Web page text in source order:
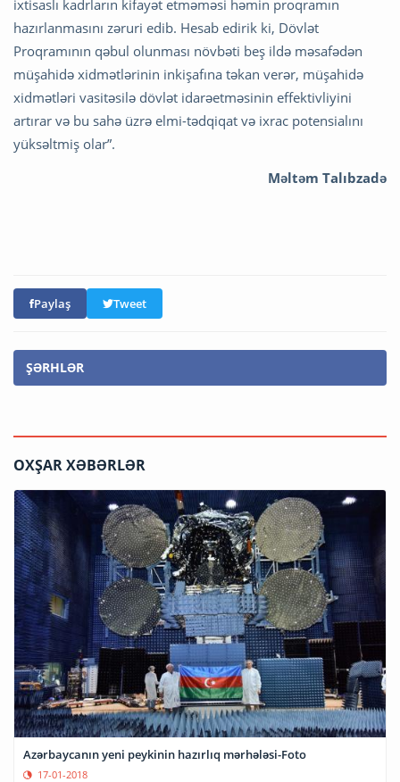
ixtisaslı kadrların kifayət etməməsi həmin proqramın
hazırlanmasını zəruri edib. Hesab edirik ki, Dövlət
Proqramının qəbul olunması növbəti beş ildə məsafədən
müşahidə xidmətlərinin inkişafına təkan verər, müşahidə
xidmətləri vasitəsilə dövlət idarəetməsinin effektivliyini
artırar və bu sahə üzrə elmi-tədqiqat və ixrac potensialını
yüksəltmiş olar”.
Məltəm Talıbzadə
Paylaş Tweet
ŞƏRHLƏR
OXŞAR XƏBƏRLƏR
Azərbaycanın yeni peykinin hazırlıq mərhələsi-Foto
17-01-2018